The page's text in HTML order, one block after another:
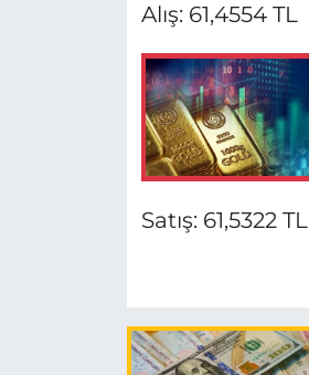
Alış: 61,4554 TL
Satış: 61,5322 TL